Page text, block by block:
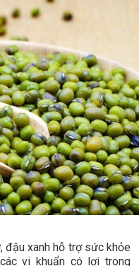
đậu xanh hỗ trợ sức khỏe
vi khuẩn có lợi trong